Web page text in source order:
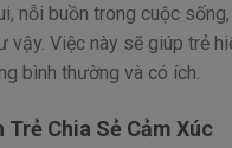
nỗi buồn trong cuộc
vậy. Việc này sẽ giúp trẻ
bình thường và có ích.
Trẻ Chia Sẻ Cảm Xúc